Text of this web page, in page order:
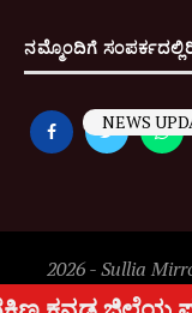
ನಮ್ಮೊಂದಿಗೆ
2026 - Sullia
NEWS